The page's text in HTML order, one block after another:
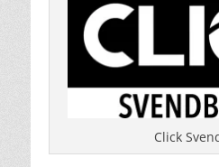
Click